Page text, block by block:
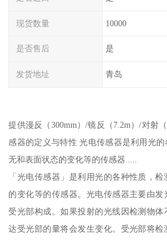
现货数量 10000
是否售后 是
发货地址 青岛
提供漫反（300mm）/镜反（7.2m）/对射
感器的定义与特性 光电传感器是利用光
无和表面状态的变化等的传感器.....
「光电传感器」是利用光的各种性质，
的变化等的传感器。光电传感器主要由
受光部构成。如果投射的光线因检测物体
达受光部的量将会发生变化。受光部将